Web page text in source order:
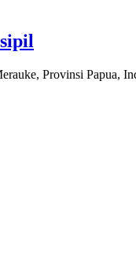
Provinsi Papua,